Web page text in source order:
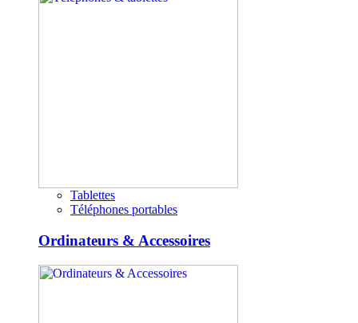
Tablettes
Téléphones portables
Ordinateurs & Accessoires